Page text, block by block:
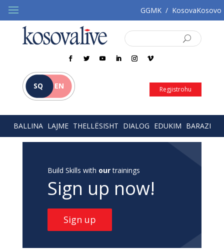
GGMK / KosovaKosovo
SQ EN Regjistrohu
BALLINA LAJME THELLËSISHT DIALOG EDUKIM BARAZI
Build Skills with ourtrainings
Sign up now!
Sign up